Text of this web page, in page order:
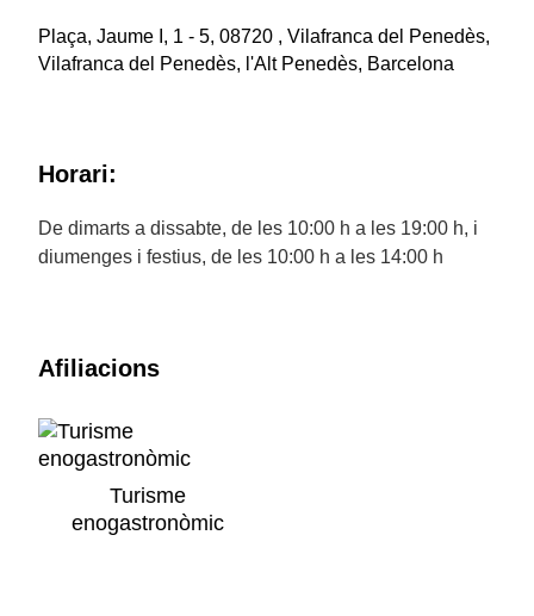
Plaça, Jaume I, 1 - 5, 08720 , Vilafranca del Penedès,
Vilafranca del Penedès, l'Alt Penedès, Barcelona
Horari:
De dimarts a dissabte, de les 10:00 h a les 19:00 h, i
diumenges i festius, de les 10:00 h a les 14:00 h
Afiliacions
Turisme
enogastronòmic